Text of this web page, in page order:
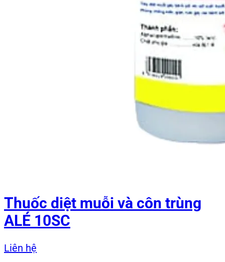
Thuốc diệt muỗi và côn trùng
ALÉ 10SC
Liên hệ